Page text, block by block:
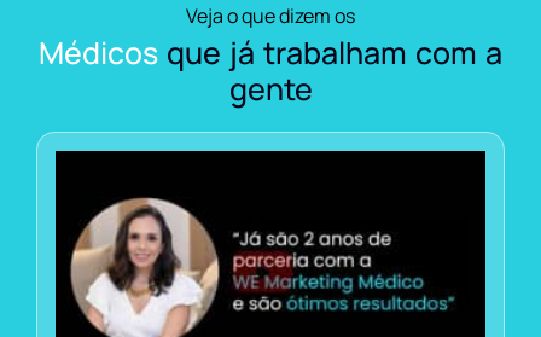
Veja o que dizem os
Médicos que já trabalham com a
gente